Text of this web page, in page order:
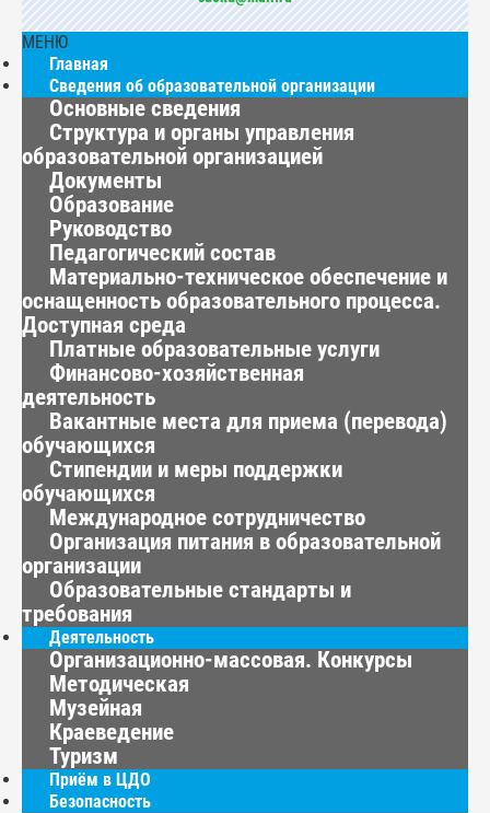
МЕНЮ
Главная
Сведения об образовательной организации
Основные сведения
Структура и органы управления
образовательной организацией
Документы
Образование
Руководство
Педагогический состав
Материально-техническое обеспечение и
оснащенность образовательного процесса.
Доступная среда
Платные образовательные услуги
Финансово-хозяйственная
деятельность
Вакантные места для приема (перевода)
обучающихся
Стипендии и меры поддержки
обучающихся
Международное сотрудничество
Организация питания в образовательной
организации
Образовательные стандарты и
требования
Деятельность
Организационно-массовая. Конкурсы
Методическая
Музейная
Краеведение
Туризм
Приём в ЦДО
Безопасность